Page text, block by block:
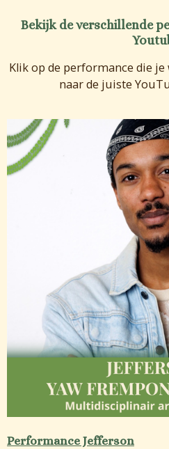
Bekijk de verschillende
Klik op de performance die
naar de juiste
Performance Jefferson